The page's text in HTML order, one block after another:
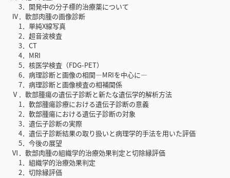
3．開発中の分子標的治療薬について
Ⅳ．軟部肉腫の画像診断
1．単純X線写真
2．超音波検査
3．CT
4．MRI
5．核医学検査（FDG-PET）
6．病理診断と画像の相関―MRIを中心に―
7．病理診断と画像検査の相補関係
Ⅴ．軟部腫瘍の遺伝子診断と新たな遺伝学的解析方法
1．軟部腫瘍診療における遺伝子診断の意義
2．軟部腫瘍における遺伝子診断の対象
3．遺伝子診断の実際
4．遺伝子診断結果の取り扱いと病理学的手法を用いた評価
5．今後の展望
Ⅵ．軟部肉腫の組織学的治療効果判定と切除縁評価
1．組織学的治療効果判定
2．切除縁評価